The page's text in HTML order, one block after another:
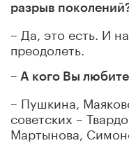
разрыв
– Да, это есть. И
преодолеть.
– А кого Вы
– Пушкина,
советских –
Мартынова,